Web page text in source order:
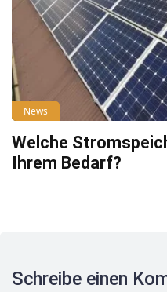
News
Welche
Ihrem Bedarf?
Schreibe einen